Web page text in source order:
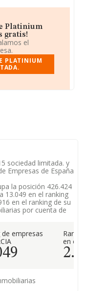
Platinium
gratis!
el
PLATINIUM
sociedad limitada. y
Empresas de España
la posición 426.424
13.049 en el ranking
en el ranking de su
por cuenta de
de empresas
en el